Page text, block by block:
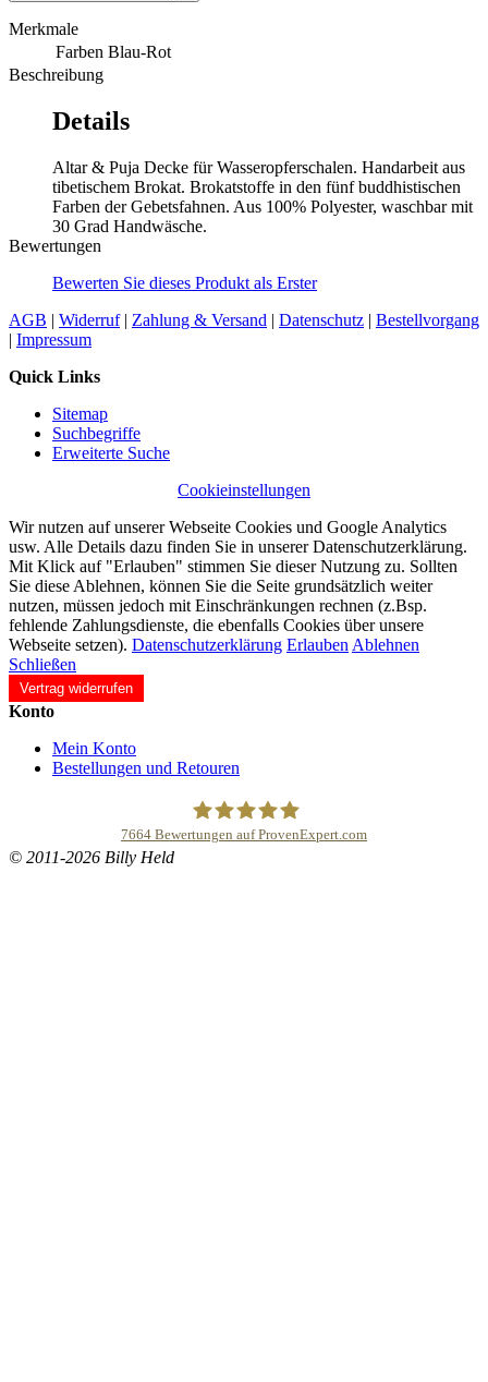
Merkmale
Farben Blau-Rot
Beschreibung
Details
Altar & Puja Decke für Wasseropferschalen. Handarbeit aus
tibetischem Brokat. Brokatstoffe in den fünf buddhistischen
Farben der Gebetsfahnen. Aus 100% Polyester, waschbar mit
30 Grad Handwäsche.
Bewertungen
Bewerten Sie dieses Produkt als Erster
AGB | Widerruf| Zahlung & Versand | Datenschutz | Bestellvorgang
| Impressum
Quick Links
Sitemap
Suchbegriffe
Erweiterte Suche
Cookieinstellungen
Wir nutzen auf unserer Webseite Cookies und Google Analytics
usw. Alle Details dazu finden Sie in unserer Datenschutzerklärung.
Mit Klick auf "Erlauben" stimmen Sie dieser Nutzung zu. Sollten
Sie diese Ablehnen, können Sie die Seite grundsätzlich weiter
nutzen, müssen jedoch mit Einschränkungen rechnen (z.Bsp.
fehlende Zahlungsdienste, die ebenfalls Cookies über unsere
Webseite setzen). Datenschutzerklärung Erlauben Ablehnen
Schließen
Vertrag widerrufen
Konto
Mein Konto
Bestellungen und Retouren
7664 Bewertungen auf ProvenExpert.com
© 2011-2026 Billy Held